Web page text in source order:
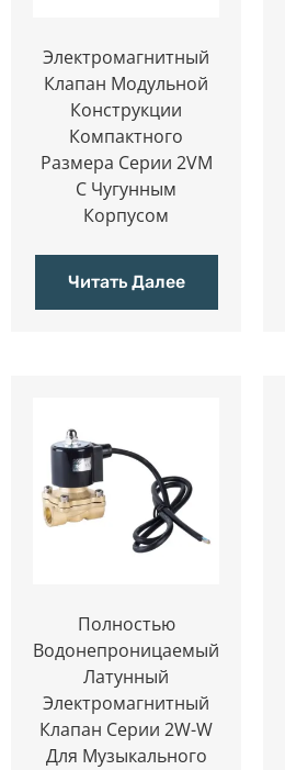
Электромагнитный
Клапан Модульной
Конструкции
Компактного
Размера Серии 2VM
С Чугунным
Корпусом
Читать Далее
Полностью
Водонепроницаемый
Латунный
Электромагнитный
Клапан Серии 2W-W
Для Музыкального